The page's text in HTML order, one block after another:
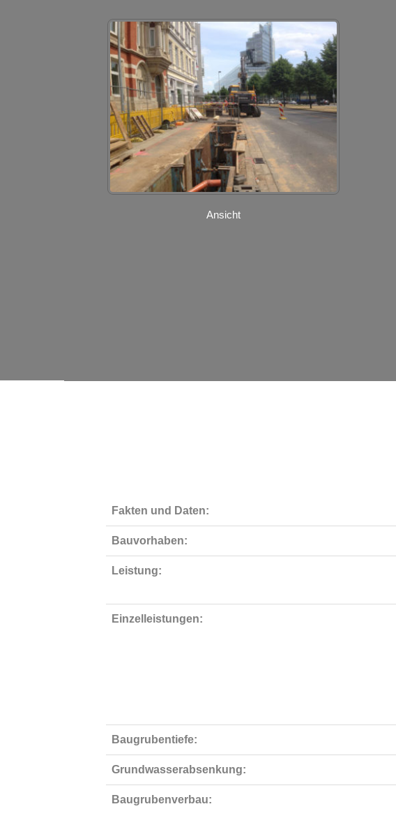
Ansicht
Fakten und Daten:
Bauvorhaben:
Leistung:
Einzelleistungen:
Baugrubentiefe:
Grundwasserabsenkung:
Baugrubenverbau: